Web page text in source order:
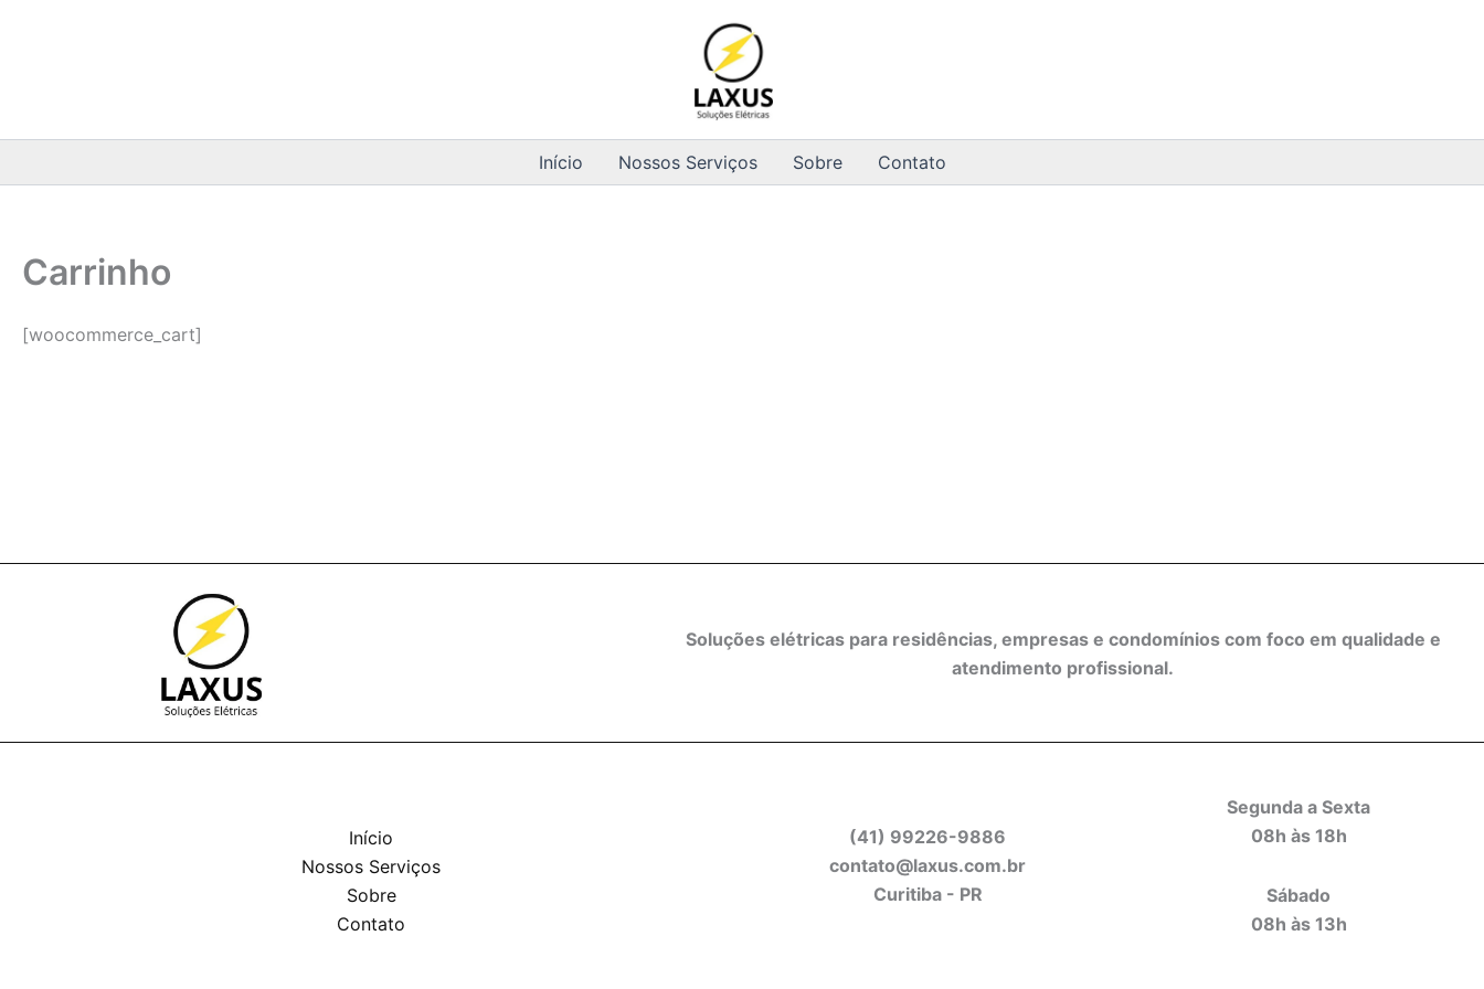
Início Nossos Serviços Sobre Contato
Carrinho
[woocommerce_cart]
Soluções elétricas para residências, empresas e condomínios com foco em qualidade e
atendimento profissional.
Início
Nossos Serviços
Sobre
Contato
(41) 99226-9886
contato@laxus.com.br
Curitiba - PR
Segunda a Sexta
08h às 18h
Sábado
08h às 13h